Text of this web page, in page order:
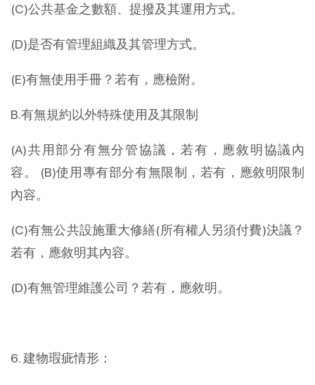
(C)公共基金之數額、提撥及其運用方式。
(D)是否有管理組織及其管理方式。
(E)有無使用手冊？若有，應檢附。
B.有無規約以外特殊使用及其限制
(A)共用部分有無分管協議，若有，應敘明協議內
容。 (B)使用專有部分有無限制，若有，應敘明限制
內容。
(C)有無公共設施重大修繕(所有權人另須付費)決議？
若有，應敘明其內容。
(D)有無管理維護公司？若有，應敘明。
6. 建物瑕疵情形：